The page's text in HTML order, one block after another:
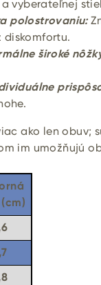
vyberateľnej
polostrovaniu:
diskomfortu.
široké
ako len obuv;
im umožňujú